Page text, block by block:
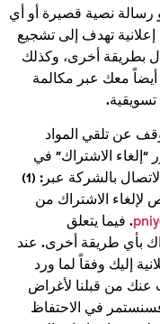
رسالة نصية قصيرة أو أي
تهدف إلى تشجيع
بطريقة أخرى، وكذلك
أيضاً معك عبر مكالمة
تسويقية.
عن تلقي المواد
“إلغاء الاشتراك” في
نص الرسالة المرسلة إليك أو عن طريق الاتصال بالشركة عبر: (1)
لإلغاء الاشتراك من
. فيما يتعلق
بأي طريقة أخرى. عند
إليك وفقاً لما ورد
عنك من قبلنا لأغراض
في الاحتفاظ